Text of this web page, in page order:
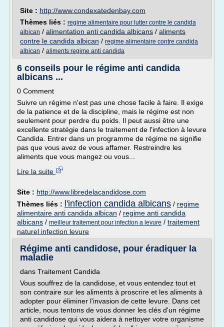
Site : http://www.condexatedenbay.com
Thèmes liés : regime alimentaire pour lutter contre le candida
albican / alimentation anti candida albicans / aliments
contre le candida albican / regime alimentaire contre candida
albican / aliments regime anti candida
6 conseils pour le régime anti candida
albicans ...
0 Comment
Suivre un régime n'est pas une chose facile à faire. Il exige
de la patience et de la discipline, mais le régime est non
seulement pour perdre du poids. Il peut aussi être une
excellente stratégie dans le traitement de l'infection à levure
Candida. Entrer dans un programme de régime ne signifie
pas que vous avez de vous affamer. Restreindre les
aliments que vous mangez ou vous...
Lire la suite
Site : http://www.libredelacandidose.com
Thèmes liés :
l'infection candida albicans / regime
alimentaire anti candida albican / regime anti candida
albicans / meilleur traitement pour infection a levure / traitement
naturel infection levure
Régime anti candidose, pour éradiquer la
maladie
dans Traitement Candida
Vous souffrez de la candidose, et vous entendez tout et
son contraire sur les aliments à proscrire et les aliments à
adopter pour éliminer l'invasion de cette levure. Dans cet
article, nous tentons de vous donner les clés d'un régime
anti candidose qui vous aidera à nettoyer votre organisme